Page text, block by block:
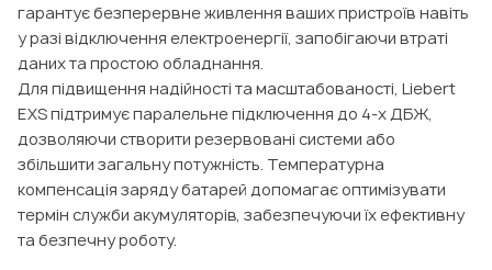
гарантує безперервне живлення ваших пристроїв навіть
у разі відключення електроенергії, запобігаючи втраті
даних та простою обладнання.
Для підвищення надійності та масштабованості, Liebert
EXS підтримує паралельне підключення до 4-х ДБЖ,
дозволяючи створити резервовані системи або
збільшити загальну потужність. Температурна
компенсація заряду батарей допомагає оптимізувати
термін служби акумуляторів, забезпечуючи їх ефективну
та безпечну роботу.